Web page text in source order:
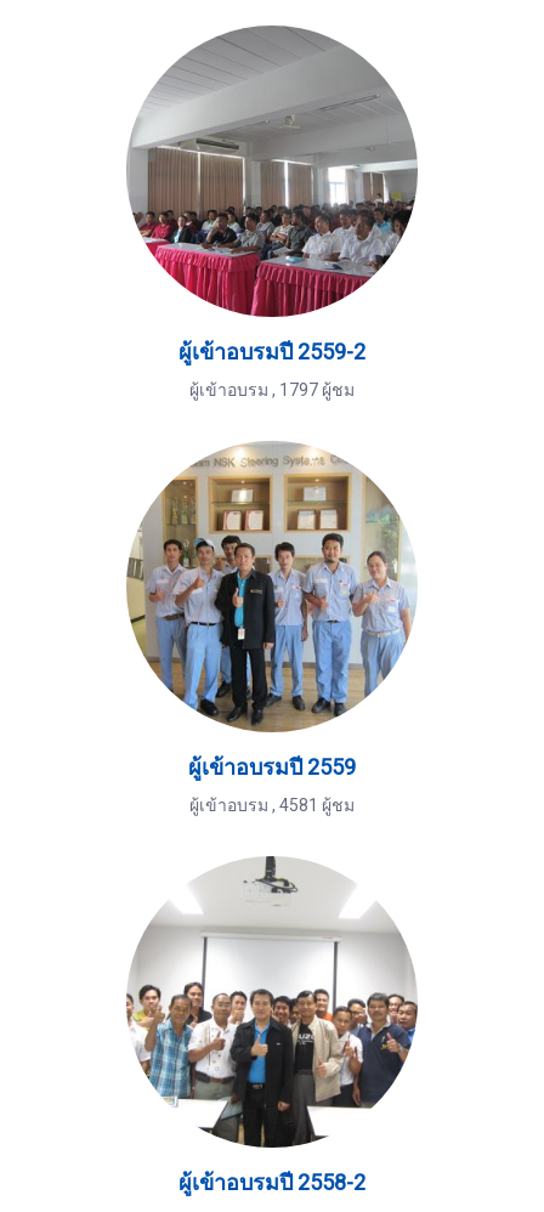
ผู้เข้าอบรมปี 2559-2
ผู้เข้าอบรม , 1797 ผู้ชม
ผู้เข้าอบรมปี 2559
ผู้เข้าอบรม , 4581 ผู้ชม
ผู้เข้าอบรมปี 2558-2